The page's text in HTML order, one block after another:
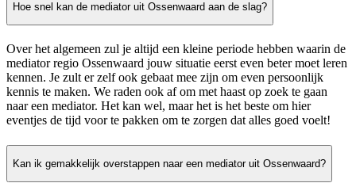
Hoe snel kan de mediator uit Ossenwaard aan de slag?
Over het algemeen zul je altijd een kleine periode hebben waarin de
mediator regio Ossenwaard jouw situatie eerst even beter moet leren
kennen. Je zult er zelf ook gebaat mee zijn om even persoonlijk
kennis te maken. We raden ook af om met haast op zoek te gaan
naar een mediator. Het kan wel, maar het is het beste om hier
eventjes de tijd voor te pakken om te zorgen dat alles goed voelt!
Kan ik gemakkelijk overstappen naar een mediator uit Ossenwaard?